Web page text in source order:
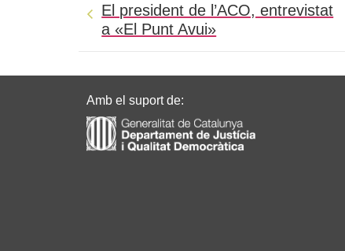
El president de l’ACO, entrevistat
a «El Punt Avui»
Amb el suport de: